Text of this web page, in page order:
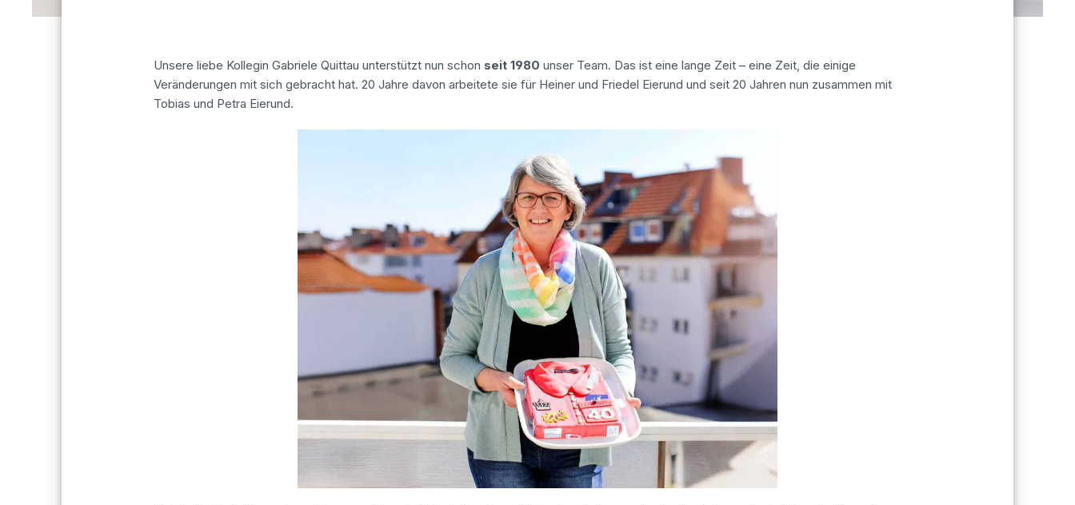
Unsere liebe Kollegin Gabriele Quittau unterstützt nun schon seit 1980 unser Team. Das ist eine lange Zeit – eine Zeit, die einige
Veränderungen mit sich gebracht hat. 20 Jahre davon arbeitete sie für Heiner und Friedel Eierund und seit 20 Jahren nun zusammen mit
Tobias und Petra Eierund.